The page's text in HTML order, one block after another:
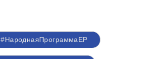
#НароднаяПрограммаЕР